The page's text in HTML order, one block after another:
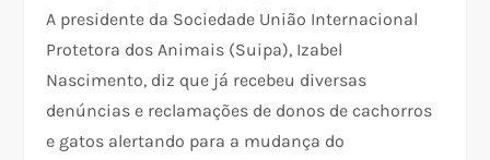
A presidente da Sociedade União Internacional
Protetora dos Animais (Suipa), Izabel
Nascimento, diz que já recebeu diversas
denúncias e reclamações de donos de cachorros
e gatos alertando para a mudança do